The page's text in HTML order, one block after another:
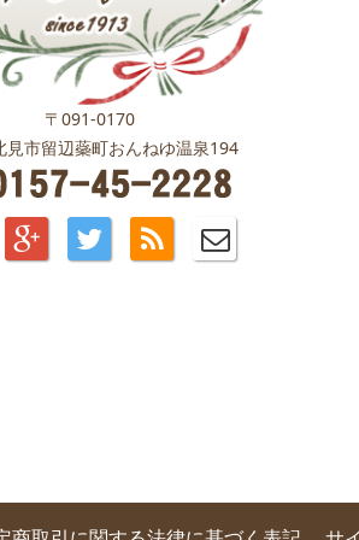
〒091-0170
見市留辺蘂町おんねゆ温泉194